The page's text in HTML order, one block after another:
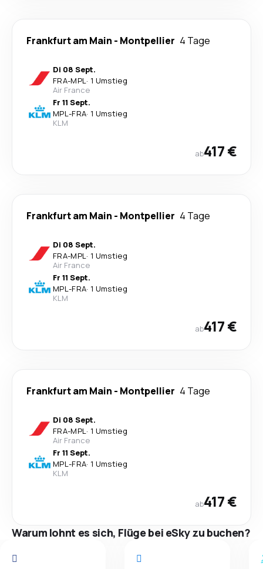
Frankfurt am Main - Montpellier 4 Tage
Di 08 Sept.
FRA-MPL· 1 Umstieg
Air France
Fr 11 Sept.
MPL-FRA· 1 Umstieg
KLM
ab417 €
Frankfurt am Main - Montpellier 4 Tage
Di 08 Sept.
FRA-MPL· 1 Umstieg
Air France
Fr 11 Sept.
MPL-FRA· 1 Umstieg
KLM
ab417 €
Frankfurt am Main - Montpellier 4 Tage
Di 08 Sept.
FRA-MPL· 1 Umstieg
Air France
Fr 11 Sept.
MPL-FRA· 1 Umstieg
KLM
ab417 €
Warum lohnt es sich, Flüge bei eSky zu buchen?